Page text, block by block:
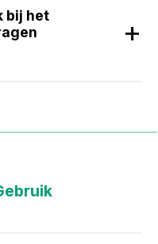
bij het